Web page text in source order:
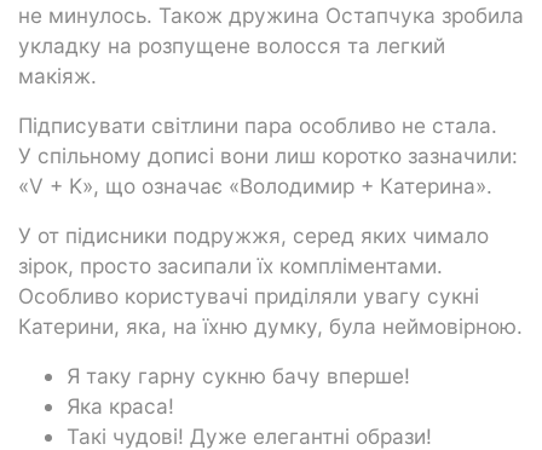
не минулось. Також дружина Остапчука зробила
укладку на розпущене волосся та легкий
макіяж.
Підписувати світлини пара особливо не стала.
У спільному дописі вони лиш коротко зазначили:
«V + K», що означає «Володимир + Катерина».
У от підисники подружжя, серед яких чимало
зірок, просто засипали їх компліментами.
Особливо користувачі приділяли увагу сукні
Катерини, яка, на їхню думку, була неймовірною.
Я таку гарну сукню бачу вперше!
Яка краса!
Такі чудові! Дуже елегантні образи!